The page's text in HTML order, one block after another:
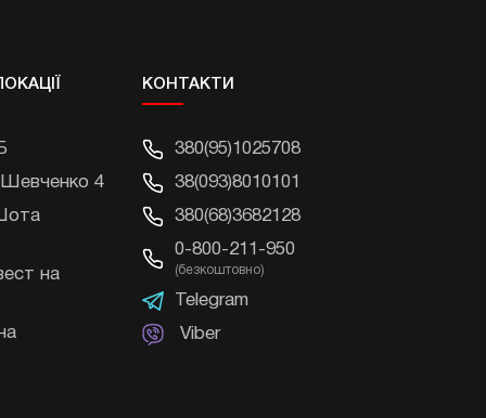
4
на
КОНТАКТИ
380(95)1025708
38(093)8010101
380(68)3682128
0-800-211-950
(безкоштовно)
Telegram
Viber